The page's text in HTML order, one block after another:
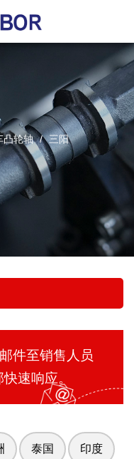
凸轮轴 / 三阳
件至销售人员
速响应。
泰国 印度